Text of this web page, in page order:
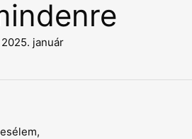
2025. január